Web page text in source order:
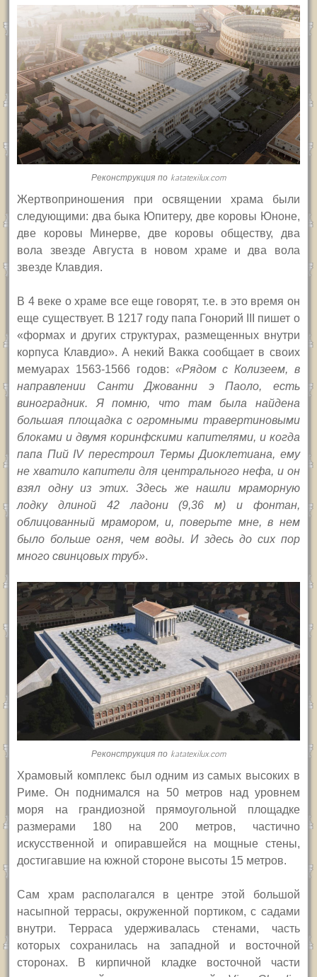
Реконструкция по katatexilux.com
Жертвоприношения при освящении храма были
следующими: два быка Юпитеру, две коровы Юноне,
две коровы Минерве, две коровы обществу, два
вола звезде Августа в новом храме и два вола
звезде Клавдия.
В 4 веке о храме все еще говорят, т.е. в это время он
еще существует. В 1217 году папа Гонорий
пишет о
«формах и других структурах, размещенных внутри
корпуса Клавдио». А некий Вакка сообщает в своих
мемуарах 1563-1566 годов: «Рядом с Колизеем, в
направлении Санти Джованни э Паоло, есть
виноградник. Я помню, что там была найдена
большая площадка с огромными травертиновыми
блоками и двумя коринфскими капителями, и когда
папа Пий IVперестроил Термы Диоклетиана, ему
не хватило капители для центрального нефа, и он
взял одну из этих. Здесь же нашли мраморную
лодку длиной 42 ладони (9,36 м) и фонтан,
облицованный мрамором,и, поверьте мне, в нем
было больше огня, чем воды. И здесь до сих пор
много свинцовых труб».
Реконструкция по katatexilux.com
Храмовый комплекс был одним из самых высоких в
Риме. Он поднимался на 50 метров над уровнем
моря на грандиозной прямоугольной площадке
размерами 180 на 200 метров, частично
искусственной и опиравшейся на мощные стены,
достигавшие на южной стороне высоты 15 метров.
Сам храм располагался в центре этой большой
насыпной террасы, окруженной портиком, с садами
внутри. Терраса удерживалась стенами, часть
которых сохранилась на западной и восточной
сторонах. В кирпичной кладке восточной части